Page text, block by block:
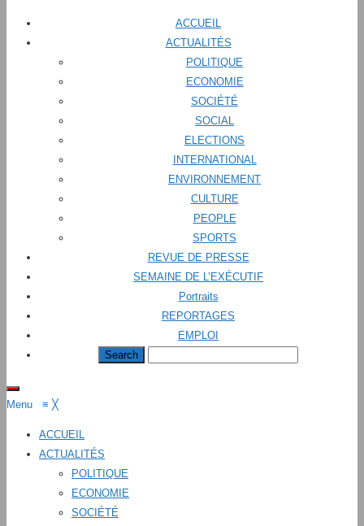
ACCUEIL
ACTUALITÉS
POLITIQUE
ECONOMIE
SOCIÉTÉ
SOCIAL
ELECTIONS
INTERNATIONAL
ENVIRONNEMENT
CULTURE
PEOPLE
SPORTS
REVUE DE PRESSE
SEMAINE DE L’EXÉCUTIF
Portraits
REPORTAGES
EMPLOI
Menu ≡ ╳
ACCUEIL
ACTUALITÉS
POLITIQUE
ECONOMIE
SOCIÉTÉ